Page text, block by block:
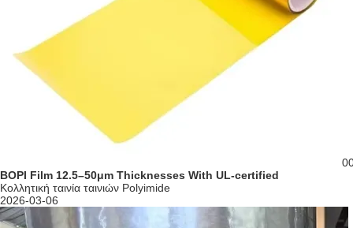
BOPI Film 12.5–50μm Thicknesses With UL-certified
Κολλητική ταινία ταινιών Polyimide
2026-03-06